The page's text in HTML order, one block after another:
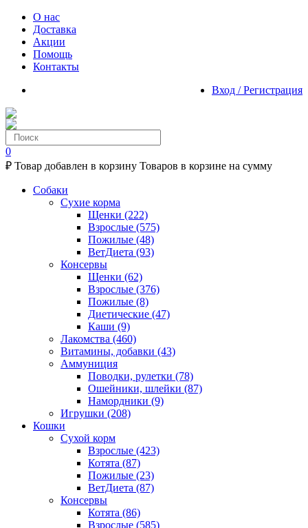
О нас
Доставка
Акции
Помощь
Контакты
Вход / Регистрация
0
₽ Товар добавлен в корзину Товаров в корзине на сумму
Собаки
Сухие корма
Щенки (222)
Взрослые (575)
Пожилые (48)
ВетДиета (93)
Консервы
Щенки (62)
Взрослые (376)
Пожилые (8)
Диетические (47)
Каши (9)
Лакомства (460)
Витамины, добавки (43)
Аммуниция
Поводки, рулетки (78)
Ошейники, шлейки (87)
Намордники (9)
Игрушки (208)
Кошки
Сухой корм
Взрослые (423)
Котята (87)
Пожилые (23)
ВетДиета (87)
Консервы
Котята (86)
Взрослые (585)